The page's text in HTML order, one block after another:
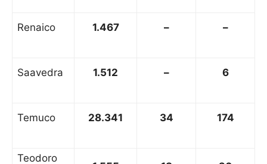
Renaico 1.467 – –
Saavedra 1.512 – 6
Temuco 28.341 34 174
Teodoro